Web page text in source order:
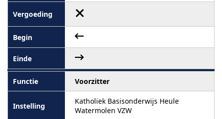
Voorzitter
Katholiek Basisonderwijs Heule
Watermolen VZW